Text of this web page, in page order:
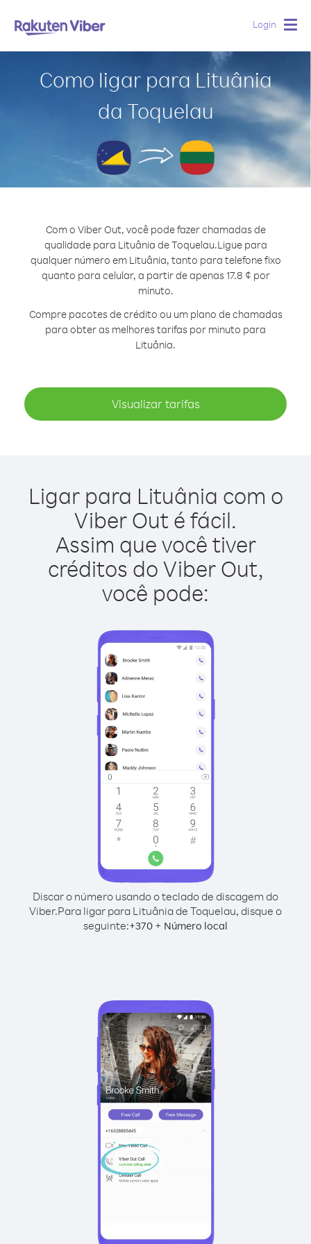
Login
Como ligar para Lituânia
da Toquelau
Com o Viber Out, você pode fazer chamadas de
qualidade para Lituânia de Toquelau.Ligue para
qualquer número em Lituânia, tanto para telefone fixo
quanto para celular, a partir de apenas 17.8 ¢ por
minuto.
Compre pacotes de crédito ou um plano de chamadas
para obter as melhores tarifas por minuto para
Lituânia.
Visualizar tarifas
Ligar para Lituânia com o
Viber Out é fácil.
Assim que você tiver
créditos do Viber Out,
você pode:
Discar o número usando o teclado de discagem do
Viber.Para ligar para Lituânia de Toquelau, disque o
seguinte:+370 + Número local